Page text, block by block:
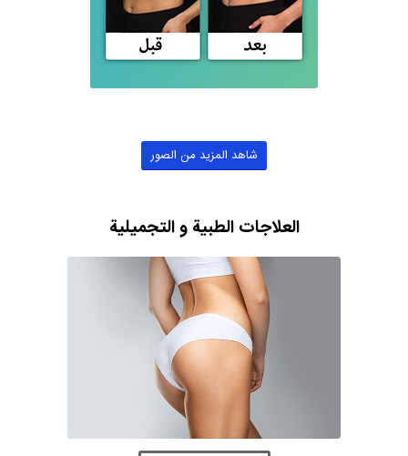
شاهد المزيد من الصور
العلاجات الطبية و التجميلية